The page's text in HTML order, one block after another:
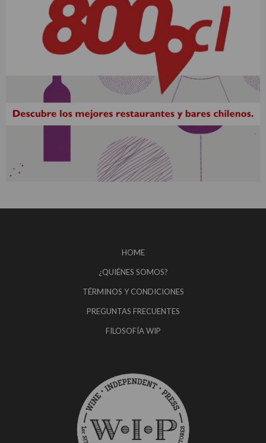
HOME
¿QUIÉNES SOMOS?
TÉRMINOS Y CONDICIONES
PREGUNTAS FRECUENTES
FILOSOFÍA WIP